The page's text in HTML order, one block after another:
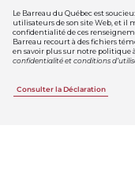
Le Barreau du Québec est
utilisateurs de son site Web, et il
confidentialité de ces
Barreau recourt à des fichiers
en savoir plus sur notre
confidentialité et conditions
Consulter la Déclaration